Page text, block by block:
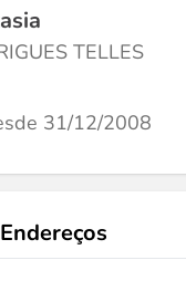
TELLES
31/12/2008